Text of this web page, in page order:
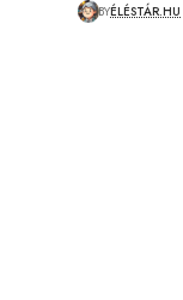
BYÉLÉSTÁR.HU